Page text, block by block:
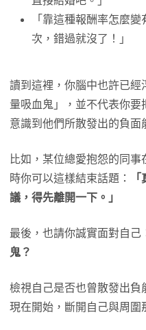
「靠這種報酬率怎麼
次，錯過就沒了！」
讀到這裡，你腦中也許已
量吸血鬼」，並不代表你
意識到他們所散發出的負面
比如，某位總愛抱怨的同
時你可以這樣結束話題：
議，得先離開一下。」
最後，也請你誠實面對自己
鬼？
檢視自己是否也曾散發出
現在開始，斷開自己與周圍